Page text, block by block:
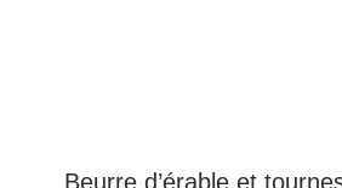
Beurre d’érable et